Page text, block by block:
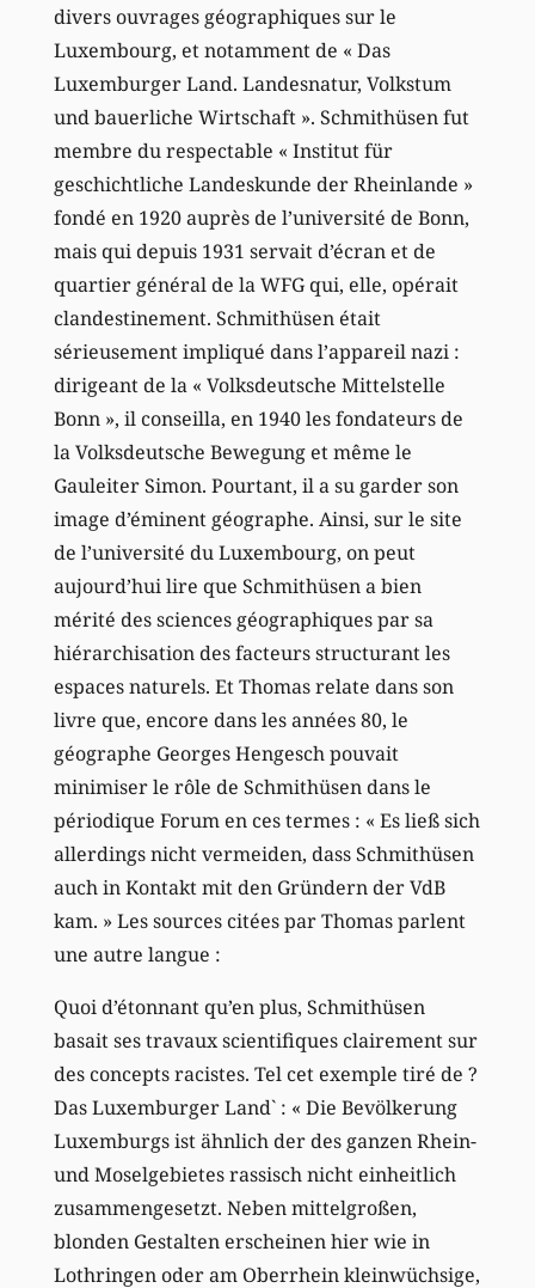
divers ouvrages géographiques sur le
Luxembourg, et notamment de « Das
Luxemburger Land. Landesnatur, Volkstum
und bauerliche Wirtschaft ». Schmithüsen fut
membre du respectable « Institut für
geschichtliche Landeskunde der Rheinlande »
fondé en 1920 auprès de l’université de Bonn,
mais qui depuis 1931 servait d’écran et de
quartier général de la WFG qui, elle, opérait
clandestinement. Schmithüsen était
sérieusement impliqué dans l’appareil nazi :
dirigeant de la « Volksdeutsche Mittelstelle
Bonn », il conseilla, en 1940 les fondateurs de
la Volksdeutsche Bewegung et même le
Gauleiter Simon. Pourtant, il a su garder son
image d’éminent géographe. Ainsi, sur le site
de l’université du Luxembourg, on peut
aujourd’hui lire que Schmithüsen a bien
mérité des sciences géographiques par sa
hiérarchisation des facteurs structurant les
espaces naturels. Et Thomas relate dans son
livre que, encore dans les années 80, le
géographe Georges Hengesch pouvait
minimiser le rôle de Schmithüsen dans le
périodique Forum en ces termes : « Es ließ sich
allerdings nicht vermeiden, dass Schmithüsen
auch in Kontakt mit den Gründern der VdB
kam. » Les sources citées par Thomas parlent
une autre langue :
Quoi d’étonnant qu’en plus, Schmithüsen
basait ses travaux scientifiques clairement sur
des concepts racistes. Tel cet exemple tiré de ?
Das Luxemburger Land` : « Die Bevölkerung
Luxemburgs ist ähnlich der des ganzen Rhein-
und Moselgebietes rassisch nicht einheitlich
zusammengesetzt. Neben mittelgroßen,
blonden Gestalten erscheinen hier wie in
Lothringen oder am Oberrhein kleinwüchsige,